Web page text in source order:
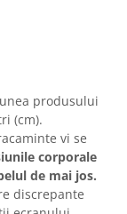
produsului
(cm).
vi se
corporale
de mai jos.
discrepante